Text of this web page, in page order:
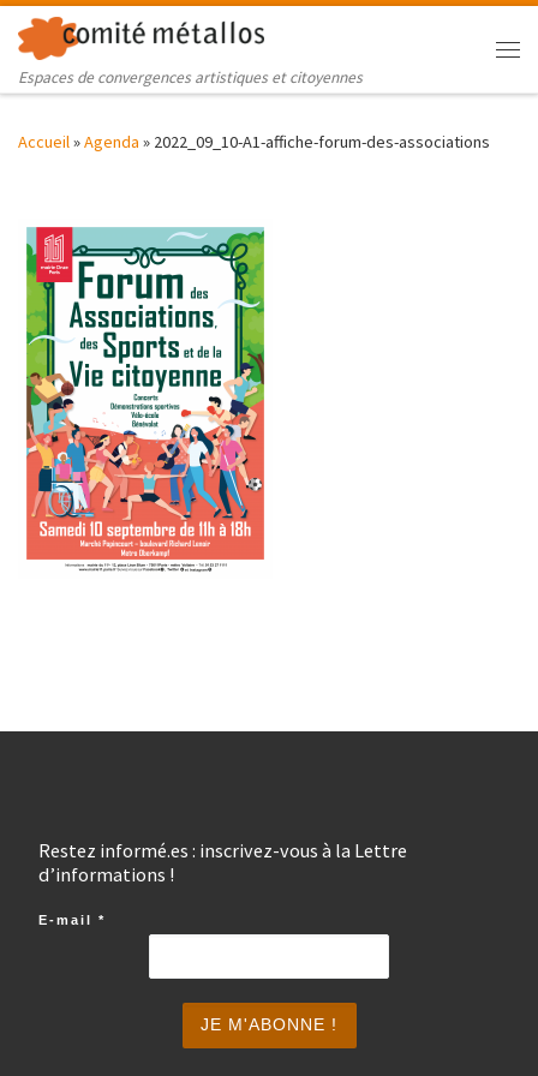
Skip to content
Espaces de convergences artistiques et citoyennes
Accueil»Agenda » 2022_09_10-A1-affiche-forum-des-associations
Restez informé.es : inscrivez-vous à la Lettre
d’informations !
E-mail *